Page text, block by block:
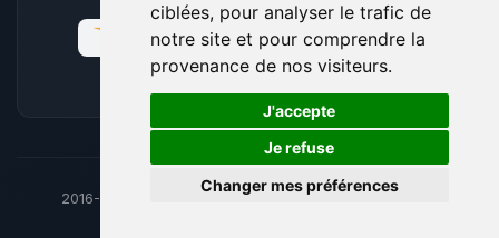
ciblées, pour analyser le trafic de
notre site et pour comprendre la
provenance de nos visiteurs.
J'accepte
Je refuse
Changer mes préférences
2016-26 © BoxToPlay - ByteLogic tous droits réservés
🍪